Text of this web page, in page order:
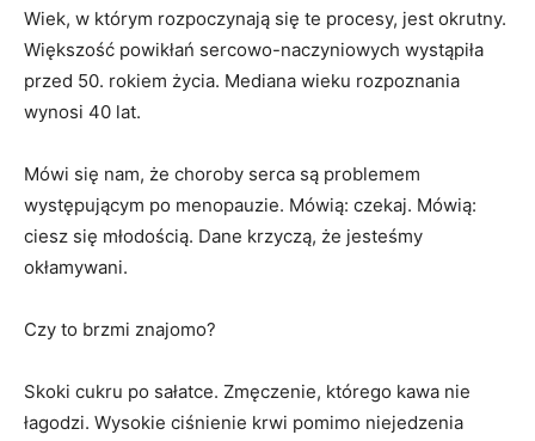
Wiek, w którym rozpoczynają się te procesy, jest okrutny.
Większość powikłań sercowo-naczyniowych wystąpiła
przed 50. rokiem życia. Mediana wieku rozpoznania
wynosi 40 lat.
Mówi się nam, że choroby serca są problemem
występującym po menopauzie. Mówią: czekaj. Mówią:
ciesz się młodością. Dane krzyczą, że jesteśmy
okłamywani.
Czy to brzmi znajomo?
Skoki cukru po sałatce. Zmęczenie, którego kawa nie
łagodzi. Wysokie ciśnienie krwi pomimo niejedzenia